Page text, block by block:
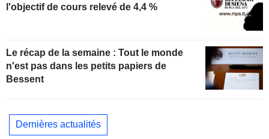
l'objectif de cours relevé de 4,4 %
Le récap de la semaine : Tout le monde
n'est pas dans les petits papiers de
Bessent
Dernières actualités